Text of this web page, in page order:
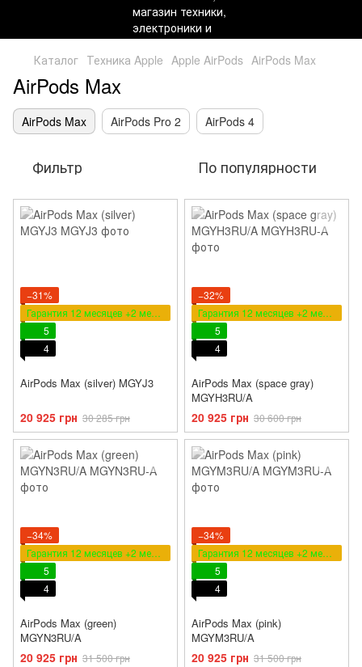
Каталог Техника Apple Apple AirPods AirPods Max
AirPods Max
AirPods Max AirPods Pro 2 AirPods 4
Фильтр По популярности
−31%
Гарантия 12 месяцев +2 месяца в подарок
5
4
AirPods Max (silver) MGYJ3
20 925 грн 30 285 грн
−32%
Гарантия 12 месяцев +2 месяца в подарок
5
4
AirPods Max (space gray)
MGYH3RU/A
20 925 грн 30 600 грн
−34%
Гарантия 12 месяцев +2 месяца в подарок
5
4
AirPods Max (green)
MGYN3RU/A
20 925 грн 31 500 грн
−34%
Гарантия 12 месяцев +2 месяца в подарок
5
4
AirPods Max (pink)
MGYM3RU/A
20 925 грн 31 500 грн